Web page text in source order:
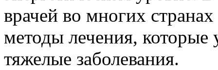
врачей во многих
методы лечения,
тяжелые заболевания.